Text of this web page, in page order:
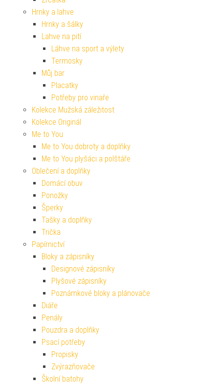
Hrnky a lahve
Hrnky a šálky
Lahve na pití
Láhve na sport a výlety
Termosky
Můj bar
Placatky
Potřeby pro vinaře
Kolekce Mužská záležitost
Kolekce Originál
Me to You
Me to You dobroty a doplňky
Me to You plyšáci a polštáře
Oblečení a doplňky
Domácí obuv
Ponožky
Šperky
Tašky a doplňky
Trička
Papírnictví
Bloky a zápisníky
Designové zápisníky
Plyšové zápisníky
Poznámkové bloky a plánovače
Diáře
Penály
Pouzdra a doplňky
Psací potřeby
Propisky
Zvýrazňovače
Školní batohy